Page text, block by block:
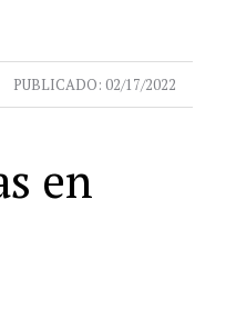
PUBLICADO: 02/17/2022
en